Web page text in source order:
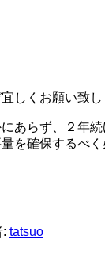
しくお願い致し
あらず、２年
を確保するべく
: tatsuo